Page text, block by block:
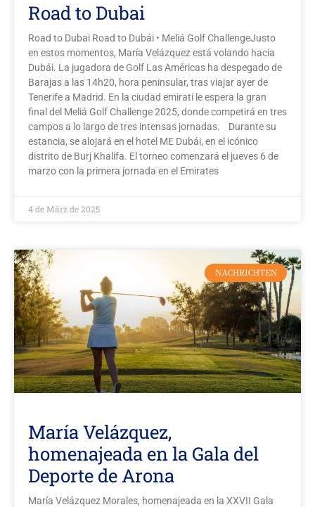
Road to Dubai
Road to Dubai Road to Dubái • Meliá Golf ChallengeJusto
en estos momentos, María Velázquez está volando hacia
Dubái. La jugadora de Golf Las Américas ha despegado de
Barajas a las 14h20, hora peninsular, tras viajar ayer de
Tenerife a Madrid. En la ciudad emiratí le espera la gran
final del Meliá Golf Challenge 2025, donde competirá en tres
campos a lo largo de tres intensas jornadas. Durante su
estancia, se alojará en el hotel ME Dubái, en el icónico
distrito de Burj Khalifa. El torneo comenzará el jueves 6 de
marzo con la primera jornada en el Emirates
4 de März de 2025
NACHRICHTEN
María Velázquez,
homenajeada en la Gala del
Deporte de Arona
María Velázquez Morales, homenajeada en la XXVII Gala